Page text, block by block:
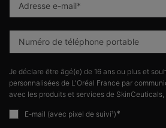
Adresse e-mail*
Numéro de téléphone portable
Je déclare être âgé(e) de 16 ans ou plus et
personnalisées de L'Oréal France par
avec les produits et services de SkinCeuticals,
E-mail (avec pixel de suivi¹)*